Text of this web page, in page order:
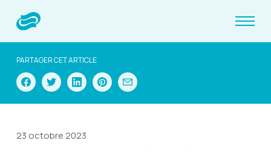
PARTAGER CET ARTICLE
23 octobre 2023